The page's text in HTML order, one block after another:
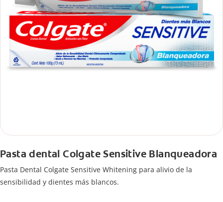
Pasta dental Colgate Sensitive Blanqueadora
Pasta Dental Colgate Sensitive Whitening para alivio de la
sensibilidad y dientes más blancos.